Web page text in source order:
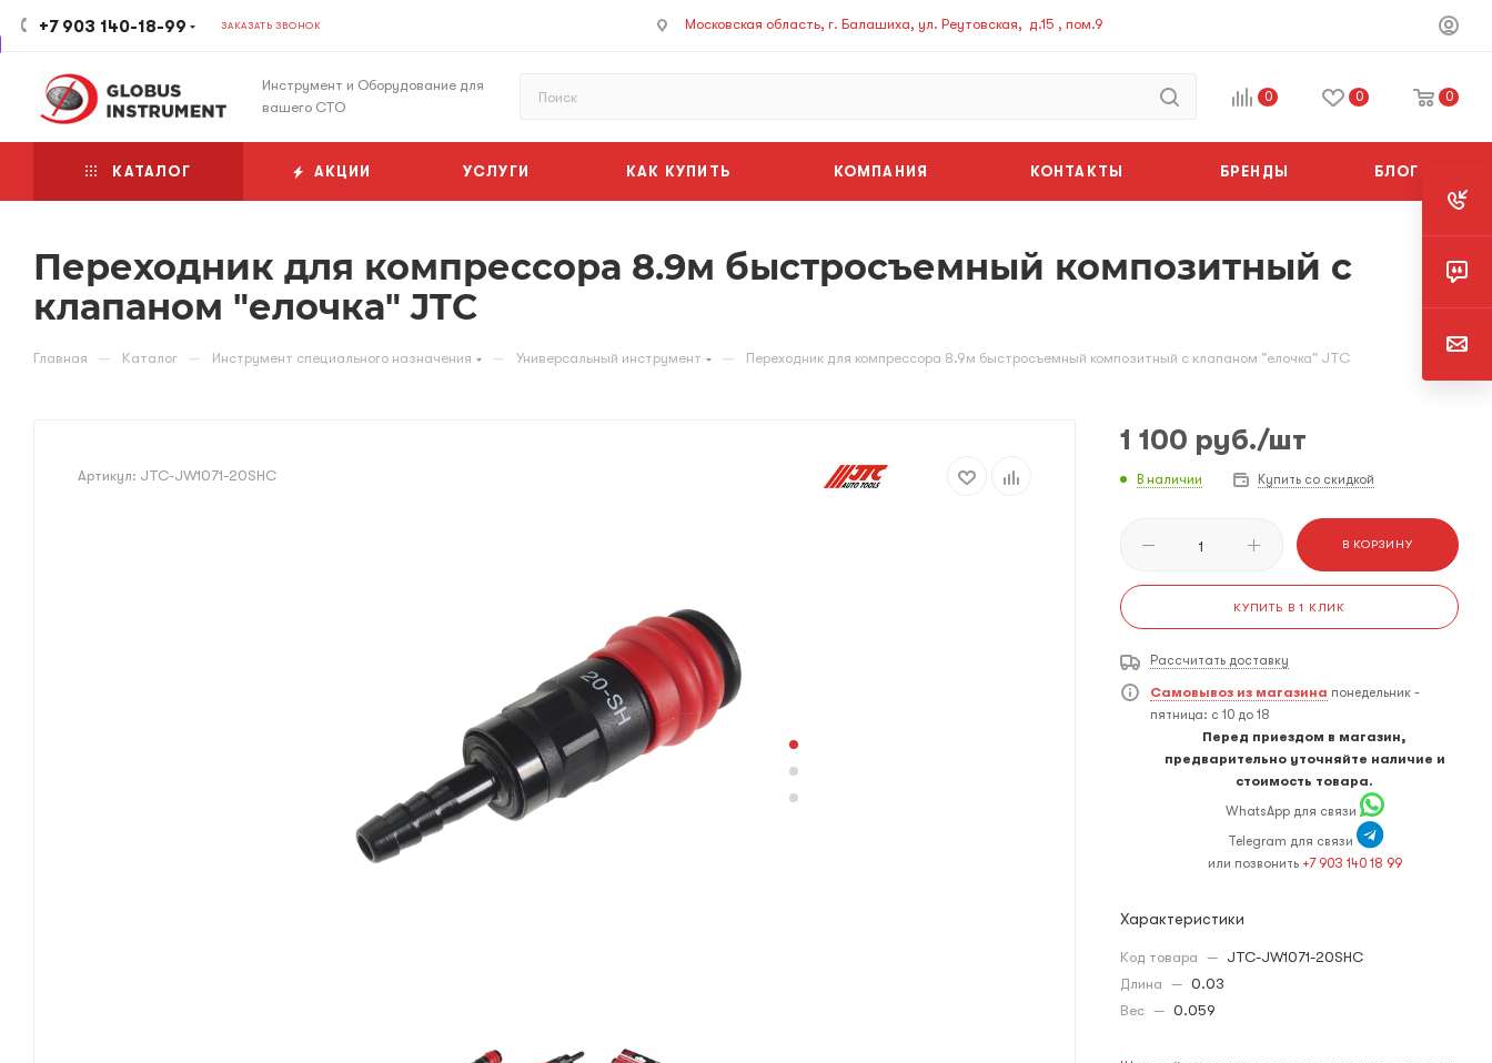
+7 903 140-18-99 ЗАКАЗАТЬ ЗВОНОК Московская область, г. Балашиха, ул. Реутовская, д.15 , пом.9
Инструмент и Оборудование для
вашего СТО
0 0 0
КАТАЛОГ АКЦИИ УСЛУГИ КАК КУПИТЬ КОМПАНИЯ КОНТАКТЫ БРЕНДЫ БЛОГ
Переходник для компрессора 8.9м быстросъемный композитный с
клапаном "елочка" JTC
Главная — Каталог — Инструмент специального назначения — Универсальный инструмент — Переходник для компрессора 8.9м быстросъемный композитный с клапаном "елочка" JTC
Артикул: JTC-JW1071-20SHC
1 100 руб./шт
В наличии Купить со скидкой
В КОРЗИНУ
КУПИТЬ В 1 КЛИК
Рассчитать доставку
Самовывоз из магазина понедельник -
пятница: с 10 до 18
Перед приездом в магазин,
предварительно уточняйте наличие и
стоимость товара.
WhatsApp для связи
Telegram для связи
или позвонить +7 903 140 18 99
Характеристики
Код товара — JTC-JW1071-20SHC
Длина — 0.03
Вес — 0.059